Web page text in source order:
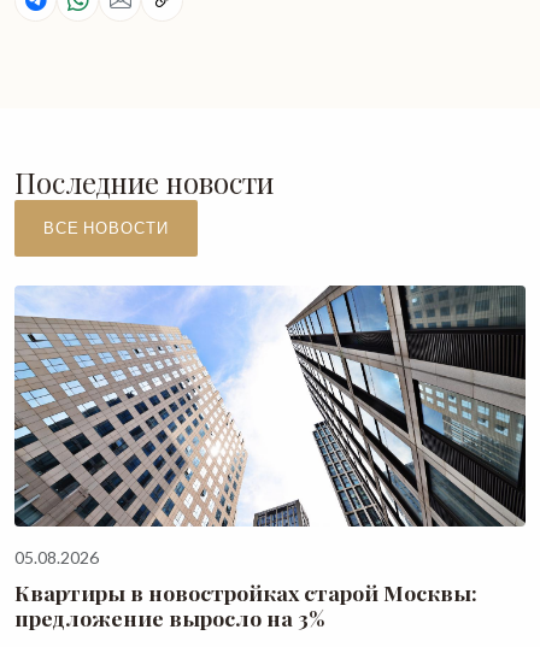
Последние новости
ВСЕ НОВОСТИ
05.08.2026
Квартиры в новостройках старой Москвы:
предложение выросло на 3%